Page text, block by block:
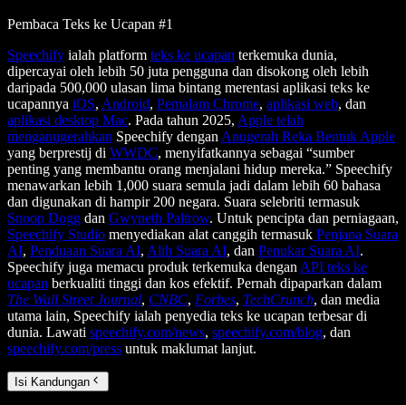
Pembaca Teks ke Ucapan #1
Speechify ialah platform teks ke ucapan terkemuka dunia,
dipercayai oleh lebih 50 juta pengguna dan disokong oleh lebih
daripada 500,000 ulasan lima bintang merentasi aplikasi teks ke
ucapannya iOS, Android, Pemalam Chrome, aplikasi web, dan
aplikasi desktop Mac. Pada tahun 2025, Apple telah
menganugerahkan Speechify dengan Anugerah Reka Bentuk Apple
yang berprestij di WWDC, menyifatkannya sebagai “sumber
penting yang membantu orang menjalani hidup mereka.” Speechify
menawarkan lebih 1,000 suara semula jadi dalam lebih 60 bahasa
dan digunakan di hampir 200 negara. Suara selebriti termasuk
Snoop Dogg dan Gwyneth Paltrow. Untuk pencipta dan perniagaan,
Speechify Studio menyediakan alat canggih termasuk Penjana Suara
AI, Penduaan Suara AI, Alih Suara AI, dan Penukar Suara AI.
Speechify juga memacu produk terkemuka dengan API teks ke
ucapan berkualiti tinggi dan kos efektif. Pernah dipaparkan dalam
The Wall Street Journal, CNBC, Forbes, TechCrunch, dan media
utama lain, Speechify ialah penyedia teks ke ucapan terbesar di
dunia. Lawati speechify.com/news, speechify.com/blog, dan
speechify.com/press untuk maklumat lanjut.
Isi Kandungan